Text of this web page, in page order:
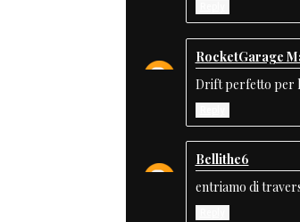
RocketGarage
Drift perfetto per
Bellithe6
entriamo di